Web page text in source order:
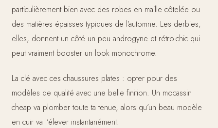
particulièrement bien avec des robes en maille côtelée ou
des matières épaisses typiques de l’automne. Les derbies,
elles, donnent un côté un peu androgyne et rétro-chic qui
peut vraiment booster un look monochrome.
La clé avec ces chaussures plates : opter pour des
modèles de qualité avec une belle finition. Un mocassin
cheap va plomber toute ta tenue, alors qu’un beau modèle
en cuir va l’élever instantanément.